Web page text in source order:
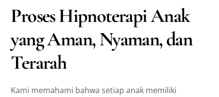
Proses Hipnoterapi Anak
yang Aman, Nyaman, dan
Terarah
Kami memahami bahwa setiap anak memiliki